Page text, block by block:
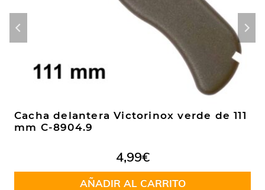
Cacha delantera Victorinox verde de 111
mm C-8904.9
4,99€
AÑADIR AL CARRITO